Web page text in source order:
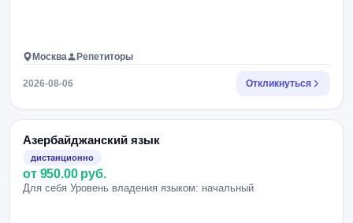
Москва Репетиторы
2026-08-06 Откликнуться
Азербайджанский язык
дистанционно
от 950.00 руб.
Для себя Уровень владения языком: начальный